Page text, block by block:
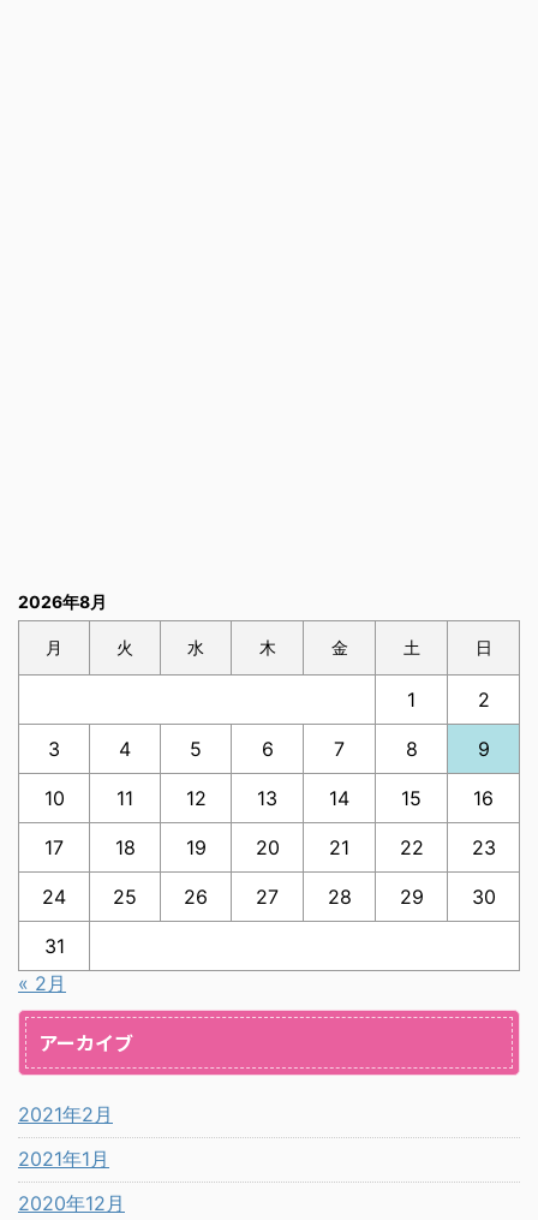
2026年8月
月 火 水 木 金 土 日
1 2
3 4 5 6 7 8 9
10 11 12 13 14 15 16
17 18 19 20 21 22 23
24 25 26 27 28 29 30
31
« 2月
アーカイブ
2021年2月
2021年1月
2020年12月